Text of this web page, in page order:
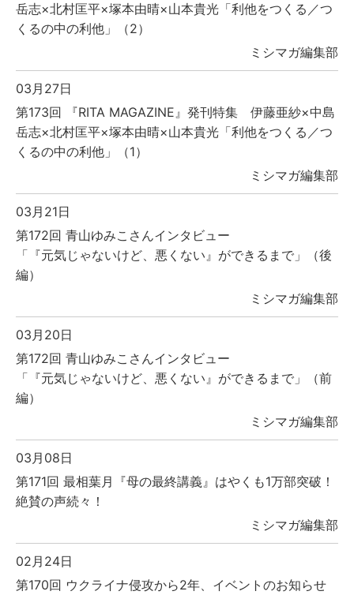
岳志×北村匡平×塚本由晴×山本貴光「利他をつくる／つ
くるの中の利他」（2）
ミシマガ編集部
03月27日
第173回 『RITA MAGAZINE』発刊特集 伊藤亜紗×中島
岳志×北村匡平×塚本由晴×山本貴光「利他をつくる／つ
くるの中の利他」（1）
ミシマガ編集部
03月21日
第172回 青山ゆみこさんインタビュー
「『元気じゃないけど、悪くない』ができるまで」（後
編）
ミシマガ編集部
03月20日
第172回 青山ゆみこさんインタビュー
「『元気じゃないけど、悪くない』ができるまで」（前
編）
ミシマガ編集部
03月08日
第171回 最相葉月『母の最終講義』はやくも1万部突破！
絶賛の声続々！
ミシマガ編集部
02月24日
第170回 ウクライナ侵攻から2年、イベントのお知らせ